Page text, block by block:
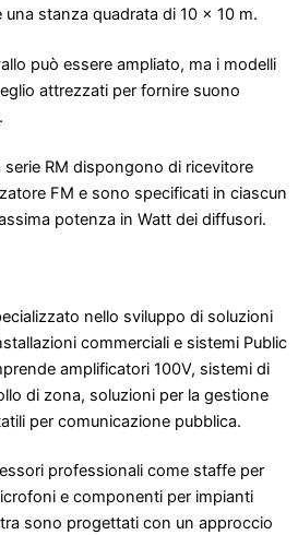
stanza quadrata di 10 x 10 m.
può essere ampliato, ma i modelli
attrezzati per fornire suono
RM dispongono di ricevitore
FM e sono specificati in ciascun
potenza in Watt dei diffusori.
nello sviluppo di soluzioni
commerciali e sistemi Public
amplificatori 100V, sistemi di
di zona, soluzioni per la gestione
per comunicazione pubblica.
professionali come staffe per
e componenti per impianti
sono progettati con un approccio